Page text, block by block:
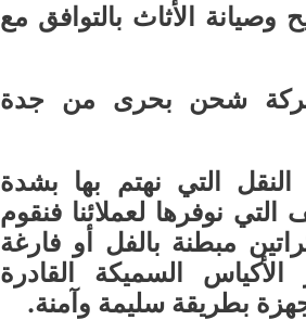
الأثاث بالتوافق مع
شحن بحرى من جدة
التي نهتم بها بشدة
نوفرها لعملائنا فنقوم
مبطنة بالفل أو فارغة
السميكة القادرة
بطريقة سليمة وآمنة.